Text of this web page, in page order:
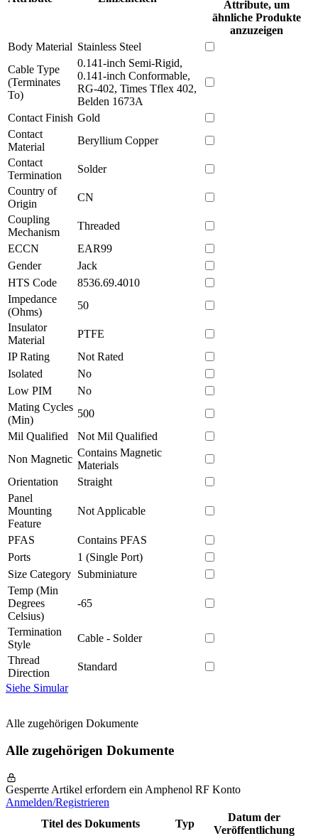
Attribute, um
ähnliche Produkte
anzuzeigen
Body Material Stainless Steel
Cable Type
(Terminates
To)
0.141-inch Semi-Rigid,
0.141-inch Conformable,
RG-402, Times Tflex 402,
Belden 1673A
Contact Finish Gold
Contact
Material
Beryllium Copper
Contact
Termination
Solder
Country of
Origin
CN
Coupling
Mechanism
Threaded
ECCN
EAR99
Gender
Jack
HTS Code
8536.69.4010
Impedance
(Ohms)
50
Insulator
Material
PTFE
IP Rating
Not Rated
Isolated
No
Low PIM
No
Mating Cycles
(Min)
500
Mil Qualified
Not Mil Qualified
Non Magnetic
Contains Magnetic
Materials
Orientation
Straight
Panel
Mounting
Feature
Not Applicable
PFAS
Contains PFAS
Ports
1 (Single Port)
Size Category Subminiature
Temp (Min
Degrees
Celsius)
-65
Termination
Style
Cable - Solder
Thread
Direction
Standard
Siehe Simular
Alle zugehörigen Dokumente
Alle zugehörigen Dokumente
Gesperrte Artikel erfordern ein Amphenol RF Konto
Anmelden/Registrieren
Titel des Dokuments
Typ
Datum der
Veröffentlichung